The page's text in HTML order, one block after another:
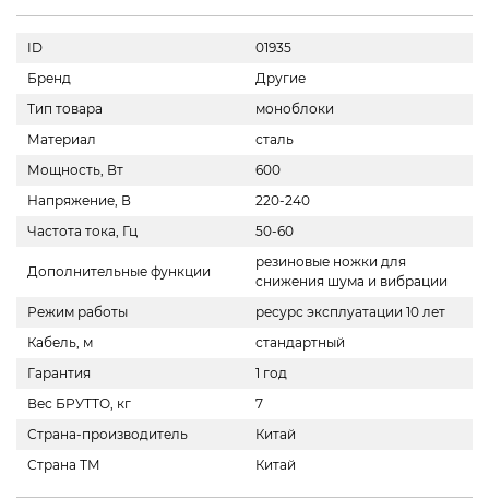
ID
01935
Бренд
Другие
Тип товара
моноблоки
Материал
сталь
Мощность, Вт
600
Напряжение, В
220-240
Частота тока, Гц
50-60
Дополнительные функции
резиновые ножки для
снижения шума и вибрации
Режим работы
ресурс эксплуатации 10 лет
Кабель, м
стандартный
Гарантия
1 год
Вес БРУТТО, кг
7
Страна-производитель
Китай
Страна ТМ
Китай